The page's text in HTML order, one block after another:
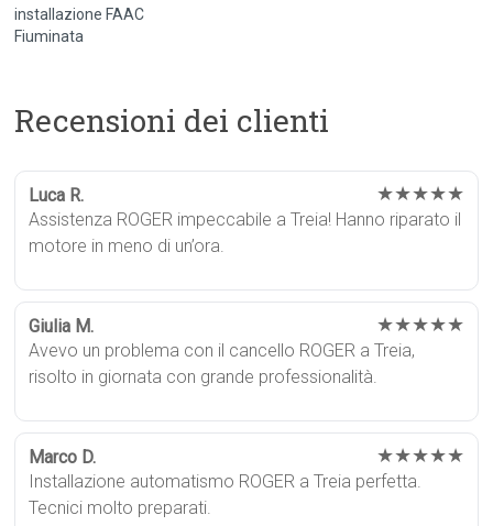
installazione FAAC
Fiuminata
Recensioni dei clienti
Luca R. ★★★★★
Assistenza ROGER impeccabile a Treia! Hanno riparato il
motore in meno di un’ora.
Giulia M. ★★★★★
Avevo un problema con il cancello ROGER a Treia,
risolto in giornata con grande professionalità.
Marco D. ★★★★★
Installazione automatismo ROGER a Treia perfetta.
Tecnici molto preparati.